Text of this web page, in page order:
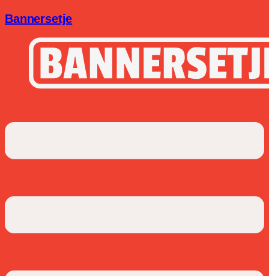
Bannersetje